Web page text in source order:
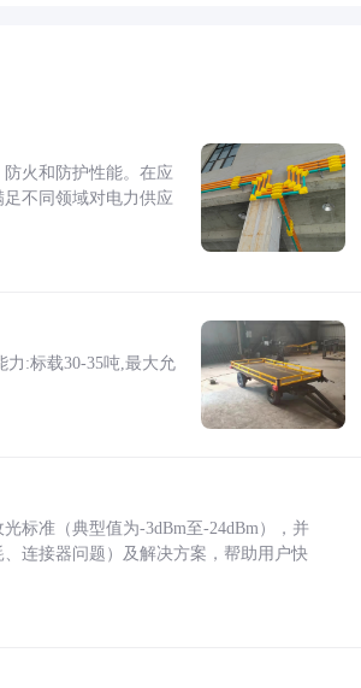
火和防护性能。在应
不同领域对电力供应
力:标载30-35吨,最大允
标准（典型值为-3dBm至-24dBm），并
连接器问题）及解决方案，帮助用户快